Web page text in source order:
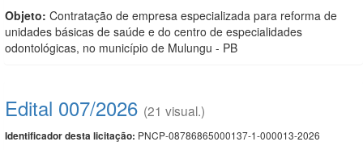
Objeto: Contratação de empresa especializada para reforma de
unidades básicas de saúde e do centro de especialidades
odontológicas, no município de Mulungu - PB
Edital 007/2026 (21 visual.)
Identificador desta licitação: PNCP-08786865000137-1-000013-2026